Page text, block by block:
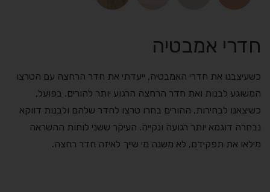
חדרי אמבטיה
כשעיצבנו את חדרי האמבטיה, ייעדתי את חדר הרחצה עם הטרצו
המשוגע לבנות ואת חדר הרחצה הרגוע יותר להורים. בפועל,
כשיצאנו לבחירות, ההורים בחרו טרצו לחדר שלהם ולבנות דווקא
נבחרה דוגמא יותר רגועה ונקייה. העיקר ששני לוחות ההשראה
מילאו את תפקידם, לא משנה מי שייך לאיזה חדר רחצה.